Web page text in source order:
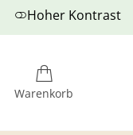
Hoher Kontrast
Warenkorb